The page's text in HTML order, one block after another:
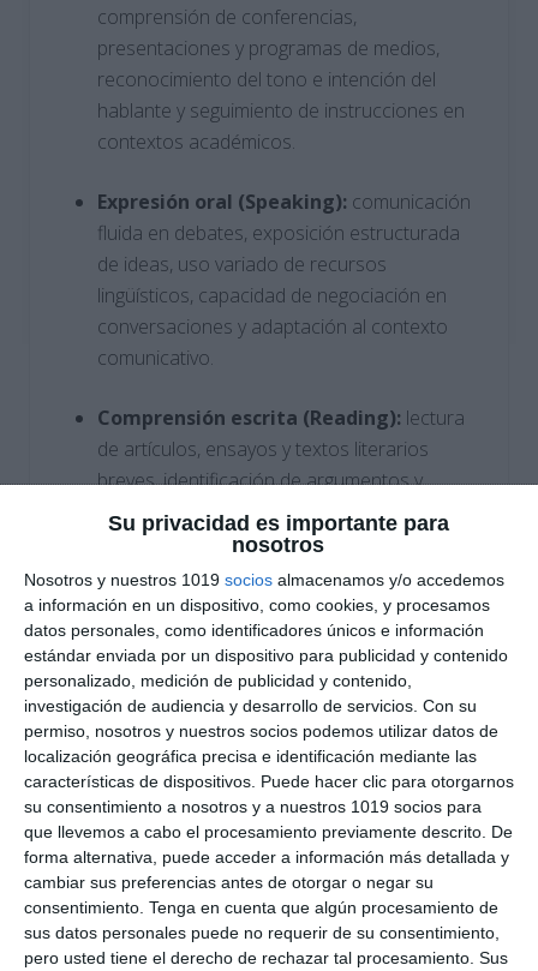
Su privacidad es importante para
nosotros
Nosotros y nuestros 1019 socios almacenamos y/o accedemos
a información en un dispositivo, como cookies, y procesamos
datos personales, como identificadores únicos e información
estándar enviada por un dispositivo para publicidad y contenido
personalizado, medición de publicidad y contenido,
investigación de audiencia y desarrollo de servicios. Con su
permiso, nosotros y nuestros socios podemos utilizar datos de
localización geográfica precisa e identificación mediante las
características de dispositivos. Puede hacer clic para otorgarnos
su consentimiento a nosotros y a nuestros 1019 socios para
que llevemos a cabo el procesamiento previamente descrito. De
forma alternativa, puede acceder a información más detallada y
cambiar sus preferencias antes de otorgar o negar su
consentimiento. Tenga en cuenta que algún procesamiento de
sus datos personales puede no requerir de su consentimiento,
pero usted tiene el derecho de rechazar tal procesamiento. Sus
comprensión de conferencias,
presentaciones y programas de medios,
reconocimiento del tono e intención del
hablante y seguimiento de instrucciones en
contextos académicos.
Expresión oral (Speaking): comunicación
fluida en debates, exposición estructurada
de ideas, uso variado de recursos
lingüísticos, capacidad de negociación en
conversaciones y adaptación al contexto
comunicativo.
Comprensión escrita (Reading): lectura
de artículos, ensayos y textos literarios
breves, identificación de argumentos y
organización textual, análisis del punto de
vista del autor y comprensión de textos
especializados.
Expresión escrita (Writing):redacción de
ensayos y textos formales, uso correcto de
conectores y tiempos verbales, empleo de
vocabulario académico, argumentación
fundamentada y corrección ortográfica.
Competencia lingüística (Grammar &
Vocabulary): dominio de estructuras
complejas, ampliación léxica en contextos
académicos, comprensión de expresiones
idiomáticas y relación con otras lenguas.